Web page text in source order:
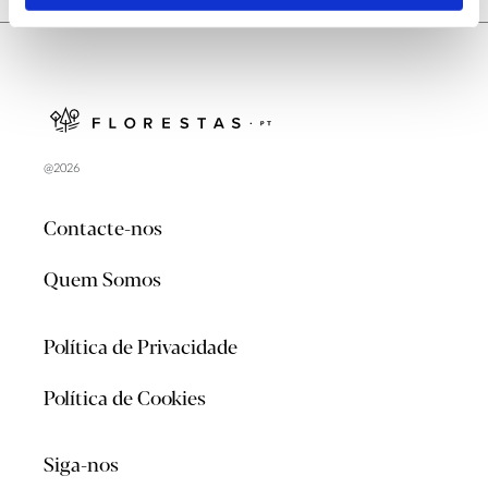
@2026
Contacte-nos
Quem Somos
Política de Privacidade
Política de Cookies
Siga-nos